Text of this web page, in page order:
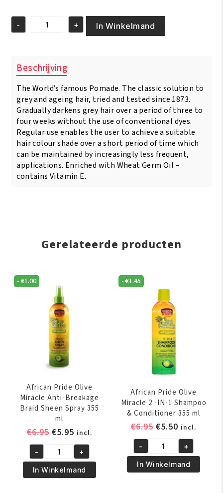
€8.95.
€7.95.
Morgan's
Pomade
200g
aantal
- + In Winkelmand
Beschrijving
The World’s famous Pomade. The classic solution to
grey and ageing hair, tried and tested since 1873.
Gradually darkens grey hair over a period of three to
four weeks without the use of conventional dyes.
Regular use enables the user to achieve a suitable
hair colour shade over a short period of time which
can be maintained by increasingly less frequent,
applications. Enriched with Wheat Germ Oil –
contains Vitamin E.
Gerelateerde producten
-€1.00
African Pride Olive
Miracle Anti-Breakage
Braid Sheen Spray 355
ml
€6.95 Oorspronkelijke
was:
€6.95.
€5.95Huidige
prijs
is:
€5.95.
incl.
African
Pride
Olive
- +
In Winkelmand
-€1.45
African Pride Olive
Miracle 2 -IN-1 Shampoo
& Conditioner 355 ml
€6.95
was:
€6.95.
€5.50 Huidige
prijs
is:
€5.50.
incl.
African
Pride
Olive
- +
In Winkelmand